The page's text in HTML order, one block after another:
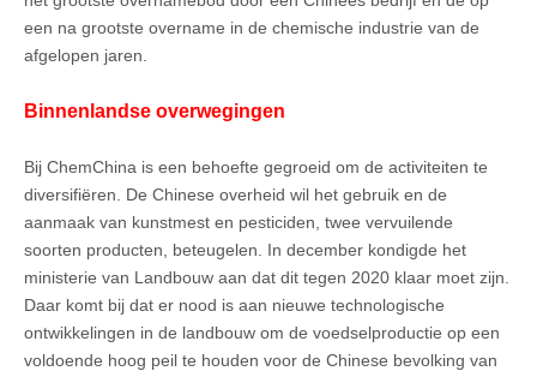
een na grootste overname in de chemische industrie van de
afgelopen jaren.
Binnenlandse overwegingen
Bij ChemChina is een behoefte gegroeid om de activiteiten te
diversifiëren. De Chinese overheid wil het gebruik en de
aanmaak van kunstmest en pesticiden, twee vervuilende
soorten producten, beteugelen. In december kondigde het
ministerie van Landbouw aan dat dit tegen 2020 klaar moet zijn.
Daar komt bij dat er nood is aan nieuwe technologische
ontwikkelingen in de landbouw om de voedselproductie op een
voldoende hoog peil te houden voor de Chinese bevolking van